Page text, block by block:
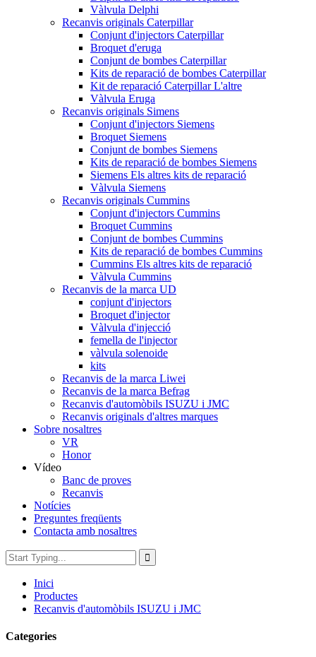
Vàlvula Delphi
Recanvis originals Caterpillar
Conjunt d'injectors Caterpillar
Broquet d'eruga
Conjunt de bombes Caterpillar
Kits de reparació de bombes Caterpillar
Kit de reparació Caterpillar L'altre
Vàlvula Eruga
Recanvis originals Simens
Conjunt d'injectors Siemens
Broquet Siemens
Conjunt de bombes Siemens
Kits de reparació de bombes Siemens
Siemens Els altres kits de reparació
Vàlvula Siemens
Recanvis originals Cummins
Conjunt d'injectors Cummins
Broquet Cummins
Conjunt de bombes Cummins
Kits de reparació de bombes Cummins
Cummins Els altres kits de reparació
Vàlvula Cummins
Recanvis de la marca UD
conjunt d'injectors
Broquet d'injector
Vàlvula d'injecció
femella de l'injector
vàlvula solenoide
kits
Recanvis de la marca Liwei
Recanvis de la marca Befrag
Recanvis d'automòbils ISUZU i JMC
Recanvis originals d'altres marques
Sobre nosaltres
VR
Honor
Vídeo
Banc de proves
Recanvis
Notícies
Preguntes freqüents
Contacta amb nosaltres
Inici
Productes
Recanvis d'automòbils ISUZU i JMC
Categories